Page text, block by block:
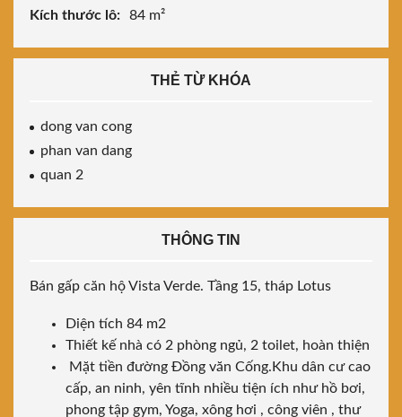
Kích thước lô:
84 m²
THẺ TỪ KHÓA
dong van cong
phan van dang
quan 2
THÔNG TIN
Bán gấp căn hộ Vista Verde. Tầng 15, tháp Lotus
Diện tích 84 m2
Thiết kế nhà có 2 phòng ngủ, 2 toilet, hoàn thiện
Mặt tiền đường Đồng văn Cống.Khu dân cư cao
cấp, an ninh, yên tĩnh nhiều tiện ích như hồ bơi,
phong tập gym, Yoga, xông hơi , công viên , thư